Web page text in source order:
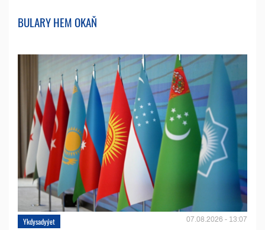
BULARY HEM OKAŇ
Ykdysadyýet 07.08.2026 - 13:07